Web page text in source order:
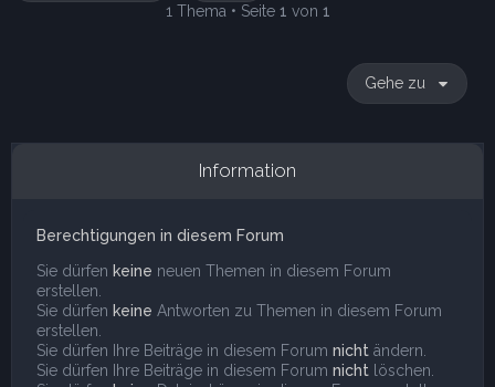
1 Thema • Seite 1 von 1
Gehe zu
Information
Berechtigungen in diesem Forum
Sie dürfen keine neuen Themen in diesem Forum
erstellen.
Sie dürfen keine Antworten zu Themen in diesem Forum
erstellen.
Sie dürfen Ihre Beiträge in diesem Forum nicht ändern.
Sie dürfen Ihre Beiträge in diesem Forum nicht löschen.